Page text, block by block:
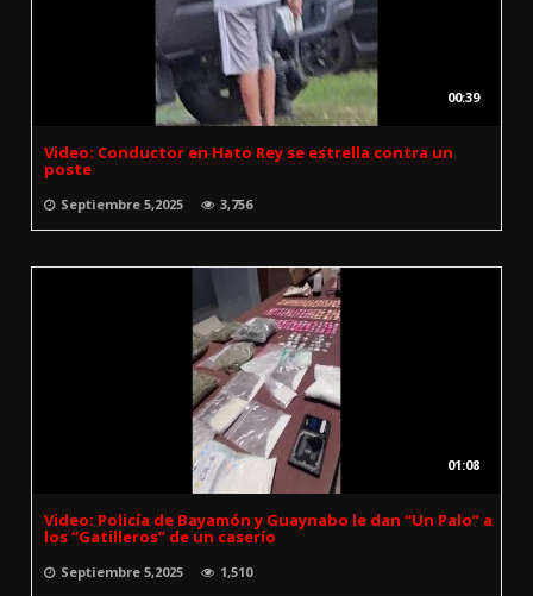
00:39
Video: Conductor en Hato Rey se estrella contra un
poste
Septiembre 5,2025 3,756
01:08
Video: Policía de Bayamón y Guaynabo le dan “Un Palo” a
los “Gatilleros” de un caserío
Septiembre 5,2025 1,510